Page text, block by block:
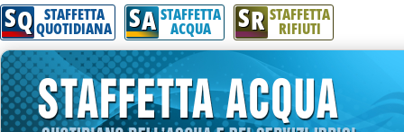
Attenzione! Esegui l'accesso per lèggere interamente la notizia.
SQ STAFFETTA
QUOTIDIANA SA STAFFETTA
ACQUA SR STAFFETTA
RIFIUTI